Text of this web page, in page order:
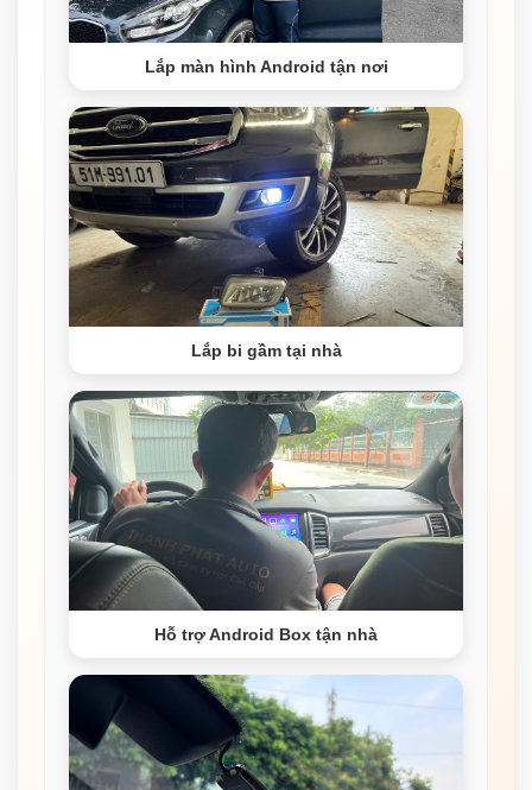
Lắp màn hình Android tận nơi
Lắp bi gầm tại nhà
Hỗ trợ Android Box tận nhà